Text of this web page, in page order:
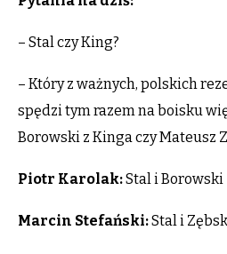
– Stal czy King?
– Który z ważnych, polskich
spędzi tym razem na boisku
Borowski z Kinga czy Mateusz
Piotr Karolak:Stal i Borowski
Marcin Stefański:Stal i